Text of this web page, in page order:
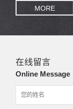
MORE
在线留言
Online Message